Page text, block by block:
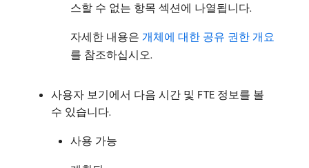
스할 수 없는 항목 섹션에 나열됩니다.
자세한 내용은 개체에 대한 공유 권한 개요
를 참조하십시오.
사용자 보기에서 다음 시간 및 FTE 정보를 볼
수 있습니다.
사용 가능